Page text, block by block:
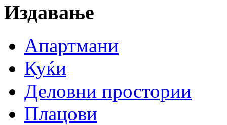
Издавање
Апартмани
Куќи
Деловни простории
Плацови